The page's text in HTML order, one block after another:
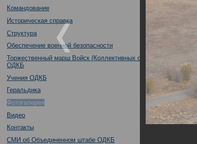
Командование
Историческая справка
Структура
Обеспечение военной безопасности
Торжественный марш Войск (Коллективных сил)
ОДКБ
Учения ОДКБ
Геральдика
Фотогалерея
Видео
Контакты
СМИ об Объединенном штабе ОДКБ